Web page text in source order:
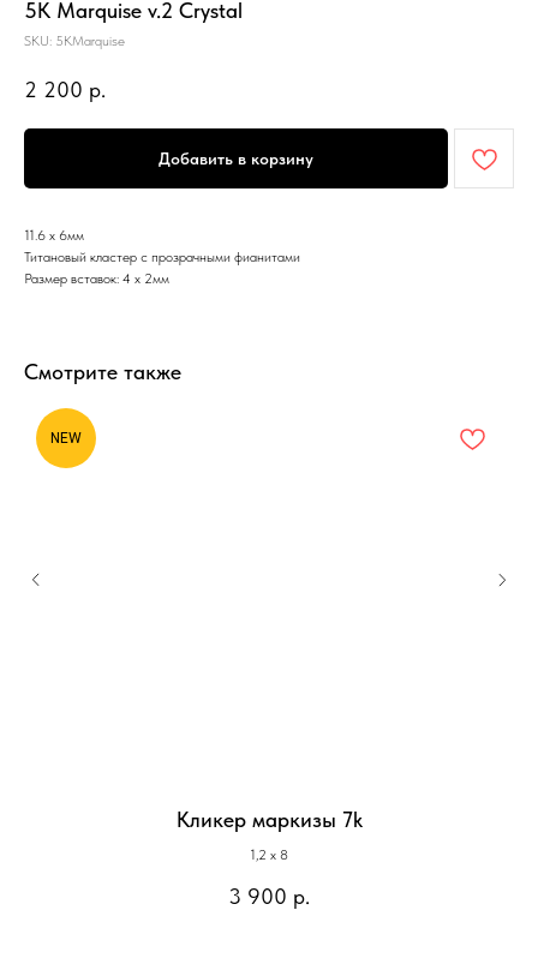
5K Marquise v.2 Crystal
SKU: 5KMarquise
2 200 р.
Добавить в корзину
11.6 х 6мм
Титановый кластер с прозрачными фианитами
Размер вставок: 4 x 2мм
Смотрите также
NEW
Кликер маркизы 7k
1,2 х 8
3 900 р.